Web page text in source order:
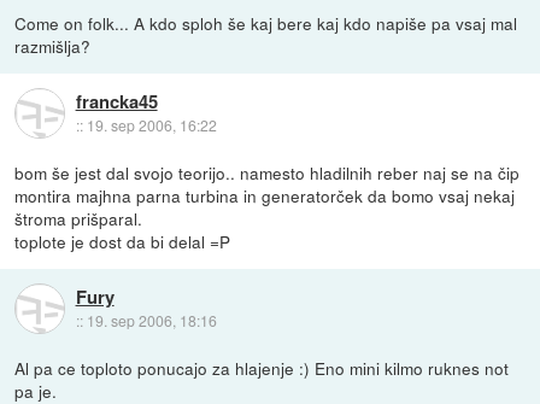
Come on folk... A kdo sploh še kaj bere kaj kdo napiše pa vsaj mal
razmišlja?
francka45
:: 19. sep 2006, 16:22
bom še jest dal svojo teorijo.. namesto hladilnih reber naj se na čip
montira majhna parna turbina in generatorček da bomo vsaj nekaj
štroma prišparal.
toplote je dost da bi delal =P
Fury
:: 19. sep 2006, 18:16
Al pa ce toploto ponucajo za hlajenje :) Eno mini kilmo ruknes not
pa je.